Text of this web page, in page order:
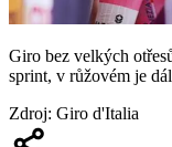
Giro bez velkých
sprint, v růžovém je
Zdroj: Giro d'Italia